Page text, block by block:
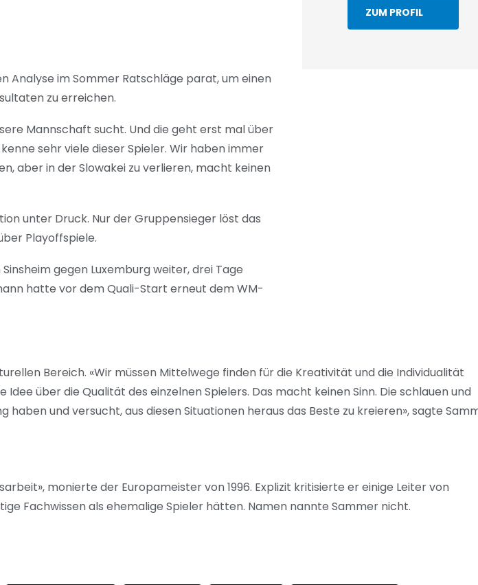
Analyse im Sommer Ratschläge parat, um einen
zu erreichen.
Mannschaft sucht. Und die geht erst mal über
sehr viele dieser Spieler. Wir haben immer
aber in der Slowakei zu verlieren, macht keinen
unter Druck. Nur der Gruppensieger löst das
Playoffspiele.
gegen Luxemburg weiter, drei Tage
hatte vor dem Quali-Start erneut dem WM-
ZUM PROFIL
Bereich. «Wir müssen Mittelwege finden für die Kreativität und die Individualität
über die Qualität des einzelnen Spielers. Das macht keinen Sinn. Die schlauen und
und versucht, aus diesen Situationen heraus das Beste zu kreieren», sagte
monierte der Europameister von 1996. Explizit kritisierte er einige Leiter von
Fachwissen als ehemalige Spieler hätten. Namen nannte Sammer nicht.